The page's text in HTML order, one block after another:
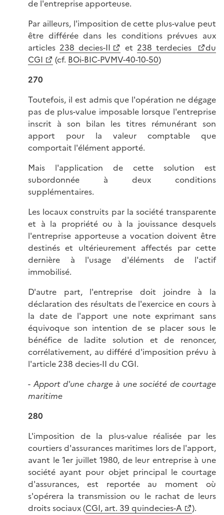
de l'entreprise apporteuse.
Par ailleurs, l'imposition de cette plus-value peut
être différée dans les conditions prévues aux
articles 238 decies-II et 238 terdecies
du
CGI
(cf. BOi-BIC-PVMV-40-10-50)
270
Toutefois, il est admis que l'opération ne dégage
pas de plus-value imposable lorsque l'entreprise
inscrit à son bilan les titres rémunérant son
apport pour la valeur comptable que
comportait l'élément apporté.
Mais l'application de cette solution est
subordonnée à deux conditions
supplémentaires.
Les locaux construits par la société transparente
et à la propriété ou à la jouissance desquels
l'entreprise apporteuse a vocation doivent être
destinés et ultérieurement affectés par cette
dernière à l'usage d'éléments de l'actif
immobilisé.
D'autre part, l'entreprise doit joindre à la
déclaration des résultats de l'exercice en cours à
la date de l'apport une note exprimant sans
équivoque son intention de se placer sous le
bénéfice de ladite solution et de renoncer,
corrélativement, au différé d'imposition prévu à
l'article 238 decies-II du CGI.
- Apport d'une charge à une société de courtage
maritime
280
L'imposition de la plus-value réalisée par les
courtiers d'assurances maritimes lors de l'apport,
avant le 1er juillet 1980, de leur entreprise à une
société ayant pour objet principal le courtage
d'assurances, est reportée au moment où
s'opérera la transmission ou le rachat de leurs
droits sociaux (CGI, art. 39 quindecies-A
).